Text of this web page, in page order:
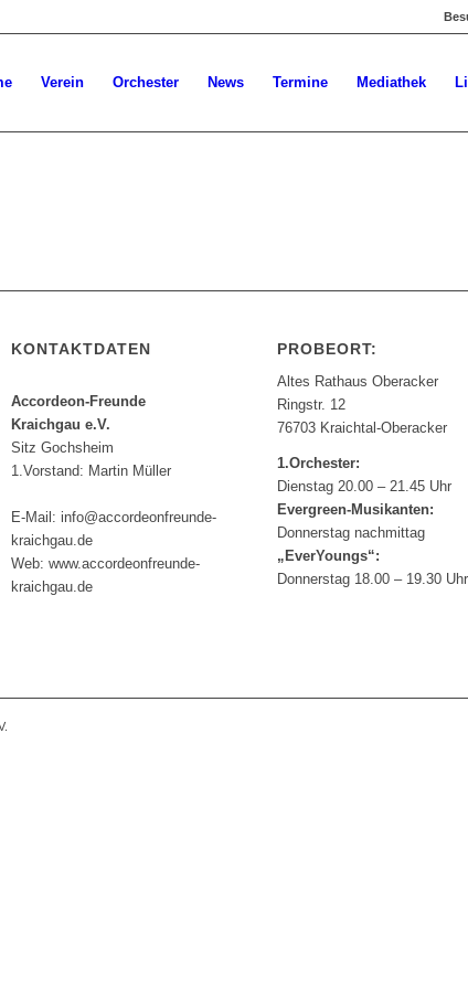
Verein Orchester News Termine Mediathek
KONTAKTDATEN
Accordeon-Freunde
Kraichgau e.V.
Sitz Gochsheim
1.Vorstand: Martin Müller
E-Mail: info@accordeonfreunde-
kraichgau.de
Web: www.accordeonfreunde-
kraichgau.de
PROBEORT:
Altes Rathaus Oberacker
Ringstr. 12
76703 Kraichtal-Oberacker
1.Orchester:
Dienstag 20.00 – 21.45 Uhr
Evergreen-Musikanten:
Donnerstag nachmittag
„EverYoungs“:
Donnerstag 18.00 – 19.30 Uhr